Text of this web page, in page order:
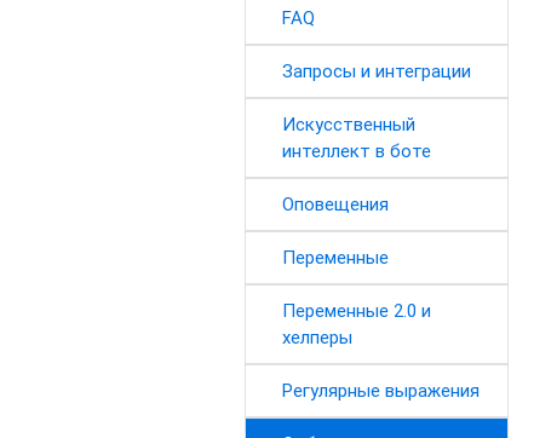
FAQ
Запросы и интеграции
Искусственный
интеллект в боте
Оповещения
Переменные
Переменные 2.0 и
хелперы
Регулярные выражения